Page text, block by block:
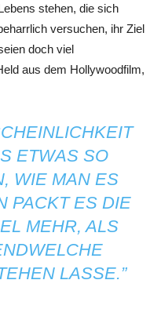
stehen, die sich
versuchen, ihr Ziel
doch viel
aus dem Hollywoodfilm,
ETWAS SO P
MAN ES B
ES DIE L
MEHR, ALS W
Z
LASSE.”